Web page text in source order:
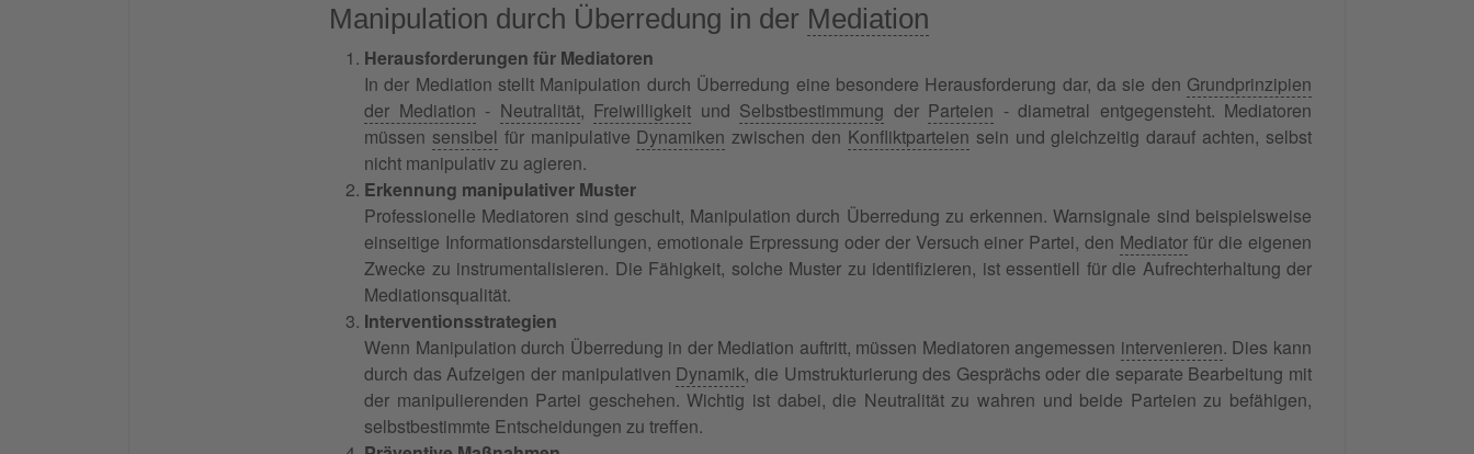
Manipulation durch Überredung in der Mediation
Herausforderungen für Mediatoren
In der Mediation stellt Manipulation durch Überredung eine besondere Herausforderung dar, da sie den Grundprinzipien
der Mediation - Neutralität, Freiwilligkeit und Selbstbestimmung der Parteien - diametral entgegensteht. Mediatoren
müssen sensibel für manipulative Dynamiken zwischen den Konfliktparteien sein und gleichzeitig darauf achten, selbst
nicht manipulativ zu agieren.
Erkennung manipulativer Muster
Professionelle Mediatoren sind geschult, Manipulation durch Überredung zu erkennen. Warnsignale sind beispielsweise
einseitige Informationsdarstellungen, emotionale Erpressung oder der Versuch einer Partei, den Mediator für die eigenen
Zwecke zu instrumentalisieren. Die Fähigkeit, solche Muster zu identifizieren, ist essentiell für die Aufrechterhaltung der
Mediationsqualität.
Interventionsstrategien
Wenn Manipulation durch Überredung in der Mediation auftritt, müssen Mediatoren angemessen intervenieren. Dies kann
durch das Aufzeigen der manipulativen Dynamik, die Umstrukturierung des Gesprächs oder die separate Bearbeitung mit
der manipulierenden Partei geschehen. Wichtig ist dabei, die Neutralität zu wahren und beide Parteien zu befähigen,
selbstbestimmte Entscheidungen zu treffen.